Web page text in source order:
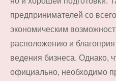
предпринимателей со
экономическим
расположению и
ведения бизнеса. Однако,
официально, необходимо